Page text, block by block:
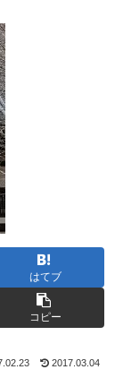
はてブ
コピー
2017.03.04